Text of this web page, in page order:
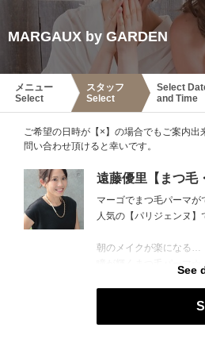
MARGAUX by GARDEN
メニュー
Select
スタッフ
Select
Select
and Time
ご希望の日時が【×】の場合でもご案内出
問い合わせ頂けると幸いです。
遠藤優里【まつ毛
マーゴでまつ毛パーマが
人気の【パリジェンヌ】
朝のメイクが楽になる…
瞳が輝くまつ毛パーマ☆
See